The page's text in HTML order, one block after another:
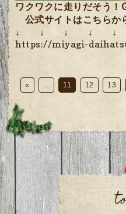
ワクワクに走りだそう
公式サイトはこちらか
↓ ↓ ↓ ↓ ↓
https://miyagi-
« ... 11 12 13